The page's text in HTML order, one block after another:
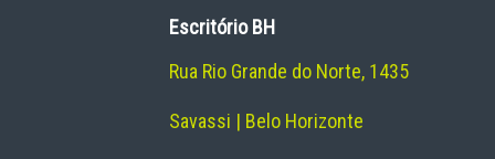
Escritório BH
Rua Rio Grande do Norte, 1435
Savassi | Belo Horizonte